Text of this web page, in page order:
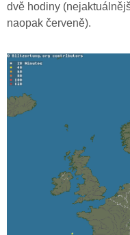
dvě hodiny
naopak červeně).